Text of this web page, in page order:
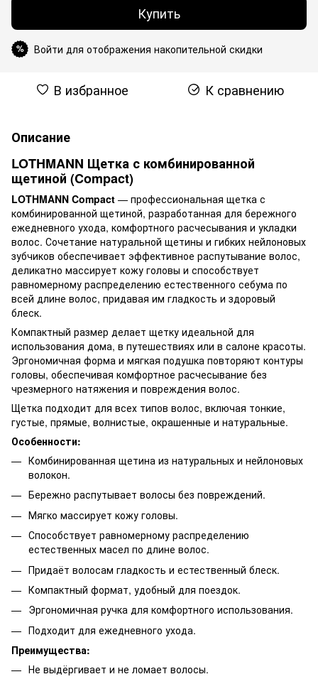
Купить
% Войти для отображения накопительной скидки
В избранное К сравнению
Описание
LOTHMANN Щетка с комбинированной
щетиной (Compact)
LOTHMANN Compact — профессиональная щетка с
комбинированной щетиной, разработанная для бережного
ежедневного ухода, комфортного расчесывания и укладки
волос. Сочетание натуральной щетины и гибких нейлоновых
зубчиков обеспечивает эффективное распутывание волос,
деликатно массирует кожу головы и способствует
равномерному распределению естественного себума по
всей длине волос, придавая им гладкость и здоровый
блеск.
Компактный размер делает щетку идеальной для
использования дома, в путешествиях или в салоне красоты.
Эргономичная форма и мягкая подушка повторяют контуры
головы, обеспечивая комфортное расчесывание без
чрезмерного натяжения и повреждения волос.
Щетка подходит для всех типов волос, включая тонкие,
густые, прямые, волнистые, окрашенные и натуральные.
Особенности:
Комбинированная щетина из натуральных и нейлоновых
волокон.
Бережно распутывает волосы без повреждений.
Мягко массирует кожу головы.
Способствует равномерному распределению
естественных масел по длине волос.
Придаёт волосам гладкость и естественный блеск.
Компактный формат, удобный для поездок.
Эргономичная ручка для комфортного использования.
Подходит для ежедневного ухода.
Преимущества:
Не выдёргивает и не ломает волосы.